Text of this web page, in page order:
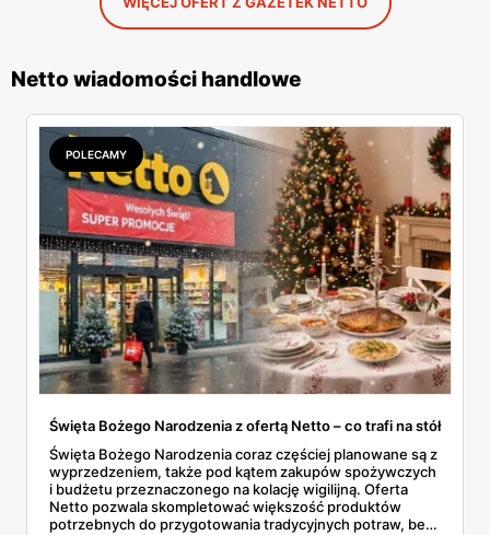
Netto wiadomości handlowe
POLECAMY
Święta Bożego Narodzenia z ofertą Netto – co trafi na stół
Święta Bożego Narodzenia coraz częściej planowane są z
wyprzedzeniem, także pod kątem zakupów spożywczych
i budżetu przeznaczonego na kolację wigilijną. Oferta
Netto pozwala skompletować większość produktów
potrzebnych do przygotowania tradycyjnych potraw, bez